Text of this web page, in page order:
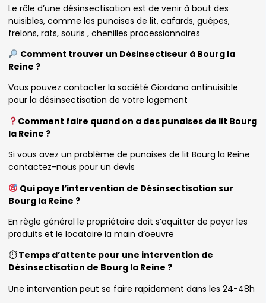
Le rôle d’une désinsectisation est de venir à bout des
nuisibles, comme les punaises de lit, cafards, guêpes,
frelons, rats, souris , chenilles processionnaires
Comment trouver un Désinsectiseur à Bourg la
Reine ?
Vous pouvez contacter la société Giordano antinuisible
pour la désinsectisation de votre logement
Comment faire quand on a des punaises de lit Bourg
la Reine ?
Si vous avez un problème de punaises de lit Bourg la Reine
contactez-nous pour un devis
Qui paye l’intervention de Désinsectisation sur
Bourg la Reine ?
En règle général le propriétaire doit s’aquitter de payer les
produits et le locataire la main d’oeuvre
⏱Temps d’attente pour une intervention de
Désinsectisation de Bourg la Reine ?
Une intervention peut se faire rapidement dans les 24-48h